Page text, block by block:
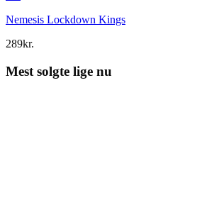
Nemesis Lockdown Kings
289kr.
Mest solgte lige nu